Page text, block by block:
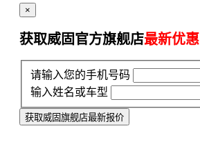
×
获取威固官方旗舰店最新优惠
请输入您的手机号码
输入姓名或车型
获取威固旗舰店最新报价